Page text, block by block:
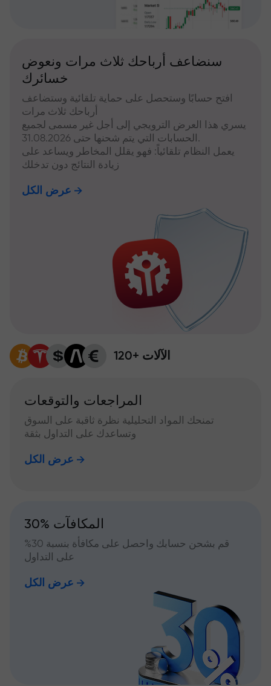
سنضاعف أرباحك ثلاث مرات ونعوض
خسائرك
افتح حسابًا وستحصل على حماية تلقائية وستضاعف
أرباحك ثلاث مرات
يسري هذا العرض الترويجي إلى أجل غير مسمى لجميع
الحسابات التي يتم شحنها حتى 31.08.2026.
يعمل النظام تلقائياً: فهو يقلل المخاطر ويساعد على
زيادة النتائج دون تدخلك
عرض الكل
120+ الآلات
المراجعات والتوقعات
تمنحك المواد التحليلية نظرة ثاقبة على السوق
وتساعدك على التداول بثقة
عرض الكل
30% المكافآت
قم بشحن حسابك واحصل على مكافأة بنسبة 30%
على التداول
عرض الكل